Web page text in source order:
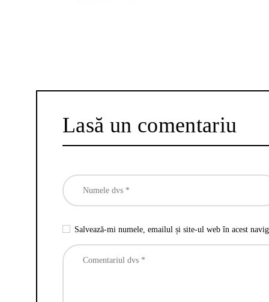
Lasă un comentariu
Salvează-mi numele, emailul și site-ul web în acest